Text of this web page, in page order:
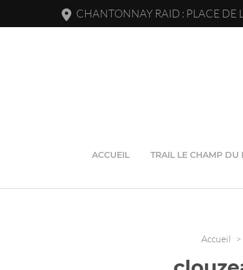
CHANTONNAY RAID : PLACE DE
ACCUEIL TRAIL LE CHAMP DU
Accueil >